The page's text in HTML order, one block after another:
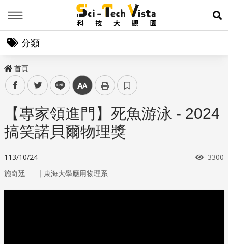
展
分類
首頁
facebooktwitter line 中
【專家領進門】死魚游泳 - 2024
搞笑諾貝爾物理獎
113/10/24 瀏覽
3300
施奇廷 ｜ 東海大學應用物理系